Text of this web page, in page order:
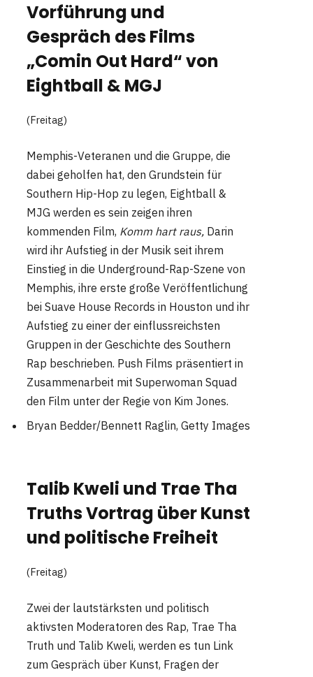
Vorführung und
Gespräch des Films
„Comin Out Hard“ von
Eightball & MGJ
(Freitag)
Memphis-Veteranen und die Gruppe, die
dabei geholfen hat, den Grundstein für
Southern Hip-Hop zu legen, Eightball &
MJG werden es sein zeigen ihren
kommenden Film, Komm hart raus, Darin
wird ihr Aufstieg in der Musik seit ihrem
Einstieg in die Underground-Rap-Szene von
Memphis, ihre erste große Veröffentlichung
bei Suave House Records in Houston und ihr
Aufstieg zu einer der einflussreichsten
Gruppen in der Geschichte des Southern
Rap beschrieben. Push Films präsentiert in
Zusammenarbeit mit Superwoman Squad
den Film unter der Regie von Kim Jones.
Bryan Bedder/Bennett Raglin, Getty Images
Talib Kweli und Trae Tha
Truths Vortrag über Kunst
und politische Freiheit
(Freitag)
Zwei der lautstärksten und politisch
aktivsten Moderatoren des Rap, Trae Tha
Truth und Talib Kweli, werden es tun Link
zum Gespräch über Kunst, Fragen der